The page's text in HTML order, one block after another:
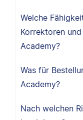
Welche
Korrektoren
Academy?
Was für
Academy?
Nach welchen